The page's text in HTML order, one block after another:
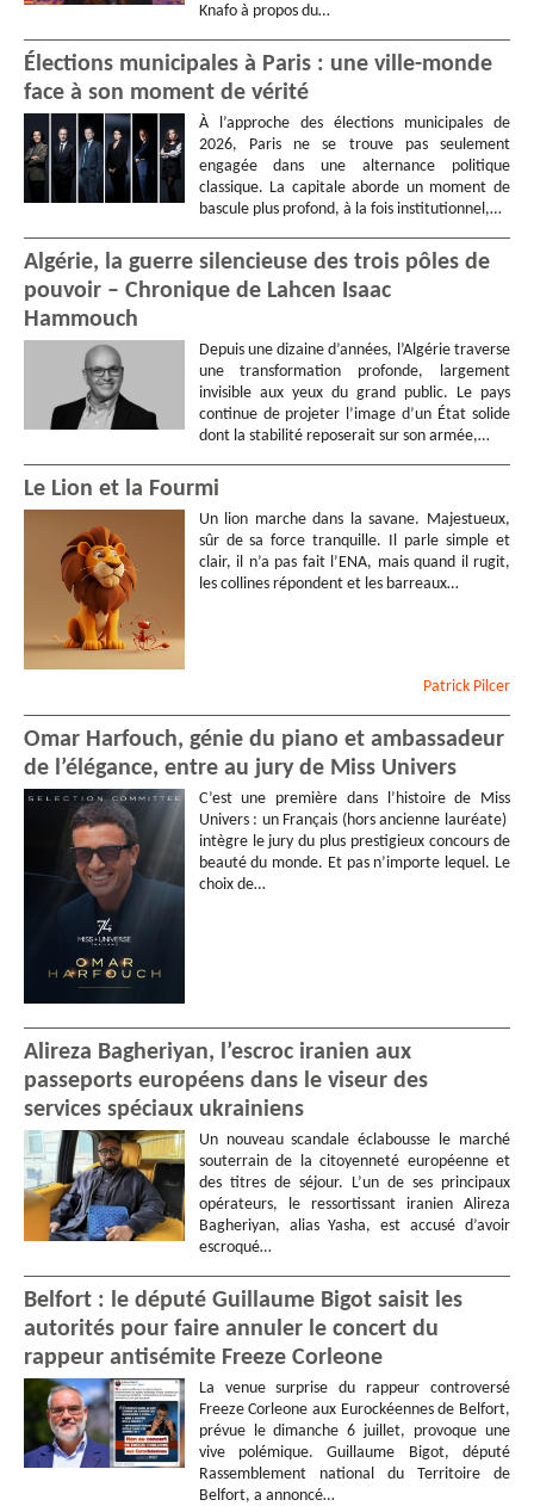
Knafo à propos du…
Élections municipales à Paris : une ville-monde
face à son moment de vérité
À l’approche des élections municipales de
2026, Paris ne se trouve pas seulement
engagée dans une alternance politique
classique. La capitale aborde un moment de
bascule plus profond, à la fois institutionnel,…
Algérie, la guerre silencieuse des trois pôles de
pouvoir – Chronique de Lahcen Isaac
Hammouch
Depuis une dizaine d’années, l’Algérie traverse
une transformation profonde, largement
invisible aux yeux du grand public. Le pays
continue de projeter l’image d’un État solide
dont la stabilité reposerait sur son armée,…
Le Lion et la Fourmi
Un lion marche dans la savane. Majestueux,
sûr de sa force tranquille. Il parle simple et
clair, il n’a pas fait l’ENA, mais quand il rugit,
les collines répondent et les barreaux…
Patrick Pilcer
Omar Harfouch, génie du piano et ambassadeur
de l’élégance, entre au jury de Miss Univers
C’est une première dans l’histoire de Miss
Univers : un Français (hors ancienne lauréate)
intègre le jury du plus prestigieux concours de
beauté du monde. Et pas n’importe lequel. Le
choix de…
Alireza Bagheriyan, l’escroc iranien aux
passeports européens dans le viseur des
services spéciaux ukrainiens
Un nouveau scandale éclabousse le marché
souterrain de la citoyenneté européenne et
des titres de séjour. L’un de ses principaux
opérateurs, le ressortissant iranien Alireza
Bagheriyan, alias Yasha, est accusé d’avoir
escroqué…
Belfort : le député Guillaume Bigot saisit les
autorités pour faire annuler le concert du
rappeur antisémite Freeze Corleone
La venue surprise du rappeur controversé
Freeze Corleone aux Eurockéennes de Belfort,
prévue le dimanche 6 juillet, provoque une
vive polémique. Guillaume Bigot, député
Rassemblement national du Territoire de
Belfort, a annoncé…